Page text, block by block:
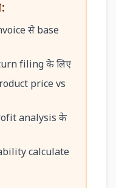
से base
filing के लिए
price vs
analysis के
calculate